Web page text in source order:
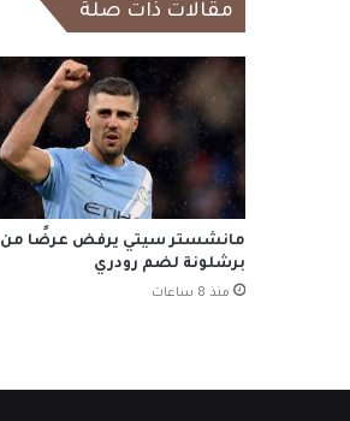
مقالات ذات صلة
مانشستر سيتي يرفض عرضًا من
برشلونة لضم رودري
منذ 8 ساعات